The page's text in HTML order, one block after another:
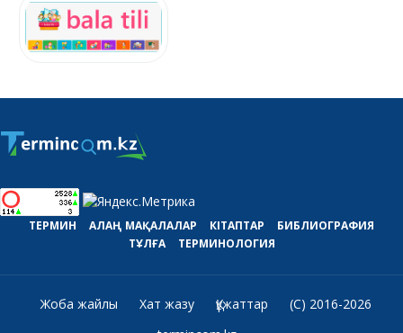
ТЕРМИН АЛАҢ МАҚАЛАЛАР КІТАПТАР
БИБЛИОГРАФИЯ
ТҰЛҒА
ТЕРМИНОЛОГИЯ
Жоба жайлы Хат жазу Құжаттар
(C) 2016-2026